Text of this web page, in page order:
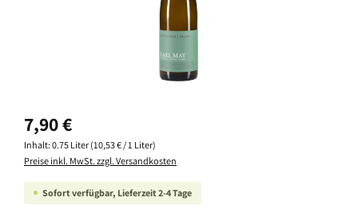
Regulärer Preis:
7,90 €
Inhalt:0.75 Liter(10,53 € / 1 Liter)
Preise inkl. MwSt. zzgl. Versandkosten
Sofort verfügbar, Lieferzeit 2-4 Tage